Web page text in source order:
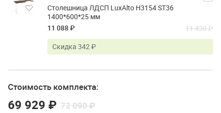
Столешница ЛДСП LuxAlto H3154 ST36
1400*600*25 мм
11 088 ₽
11 430 ₽
Скидка 342 ₽
Стоимость комплекта:
69 929 ₽ 72 090 ₽